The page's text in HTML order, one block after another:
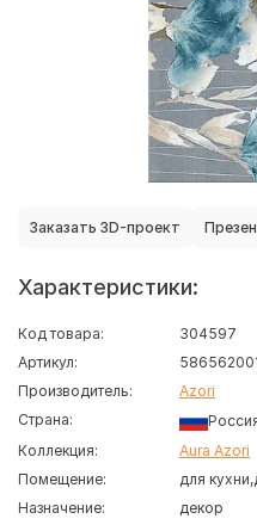
Заказать 3D-проект
Характеристики:
Код товара:
304597
Артикул:
Производитель:
Azori
Страна:
Коллекция:
Aura Azori
Помещение:
для кухни
Назначение:
декор